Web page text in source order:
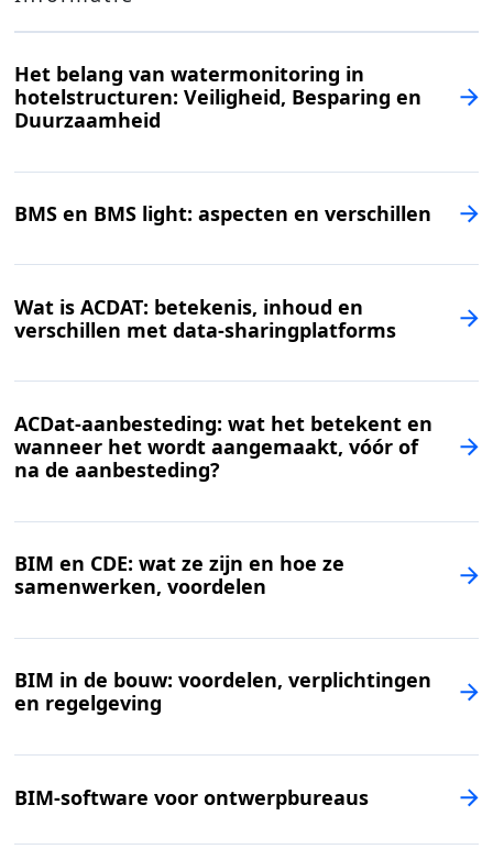
Het belang van watermonitoring in
hotelstructuren: Veiligheid, Besparing en
Duurzaamheid
BMS en BMS light: aspecten en verschillen
Wat is ACDAT: betekenis, inhoud en
verschillen met data-sharingplatforms
ACDat-aanbesteding: wat het betekent en
wanneer het wordt aangemaakt, vóór of
na de aanbesteding?
BIM en CDE: wat ze zijn en hoe ze
samenwerken, voordelen
BIM in de bouw: voordelen, verplichtingen
en regelgeving
BIM-software voor ontwerpbureaus